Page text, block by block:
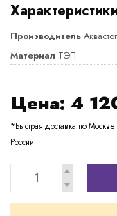
Производитель
Материал ТЭП
Цена: 4
*Быстрая доставка по
России